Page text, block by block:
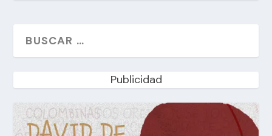
Publicidad